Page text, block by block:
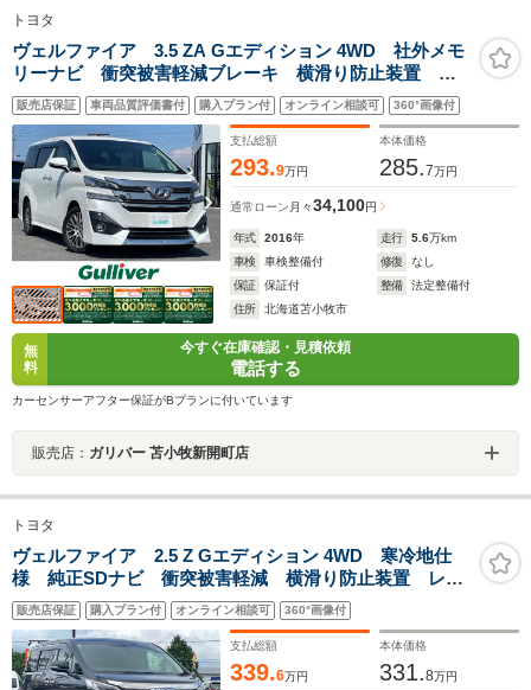
トヨタ
ヴェルファイア 3.5 ZA Gエディション 4WD 社外メモ
リーナビ 衝突被害軽減ブレーキ 横滑り防止装置 ク
ルーズコントロール レーンキープアシスト クリアラ
ンスソナー バックカメラ ビルトインETC ドライブ
レコーダー ECOMODE 両側パワスラ
販売店保証 車両品質評価書付 購入プラン付 オンライン相談可 360°画像付
支払総額
293.9万円
本体価格
285.7万円
通常ローン 月々34,100円
年式 2016年 走行 5.6万km
車検
車検整備付 修復
なし
保証
保証付 整備
法定整備付
住所
北海道苫小牧市
無
料
今すぐ在庫確認・見積依頼
電話する
カーセンサーアフター保証がBプランに付いています
販売店： ガリバー 苫小牧新開町店
トヨタ
ヴェルファイア 2.5 Z Gエディション 4WD 寒冷地仕
様 純正SDナビ 衝突被害軽減 横滑り防止装置 レー
ダークルーズコントロール レーンキープアシスト ク
リアランスソナー バックカメラ サイドカメラ ビル
トインETC2.0 アイドリングストップ
販売店保証 購入プラン付 オンライン相談可 360°画像付
支払総額
339.6万円
本体価格
331.8万円